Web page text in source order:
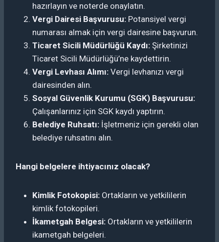
hazırlayın ve noterde onaylatın.
Vergi Dairesi Başvurusu: Potansiyel vergi
numarası almak için vergi dairesine başvurun.
Ticaret Sicili Müdürlüğü Kaydı: Şirketinizi
Ticaret Sicili Müdürlüğü’ne kaydettirin.
Vergi Levhası Alımı: Vergi levhanızı vergi
dairesinden alın.
Sosyal Güvenlik Kurumu (SGK) Başvurusu:
Çalışanlarınız için SGK kaydı yaptırın.
Belediye Ruhsatı: İşletmeniz için gerekli olan
belediye ruhsatını alın.
Hangi belgelere ihtiyacınız olacak?
Kimlik Fotokopisi: Ortakların ve yetkililerin
kimlik fotokopileri.
İkametgah Belgesi: Ortakların ve yetkililerin
ikametgah belgeleri.